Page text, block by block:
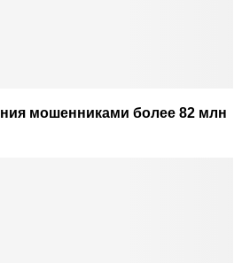
мошенниками более 82 млн